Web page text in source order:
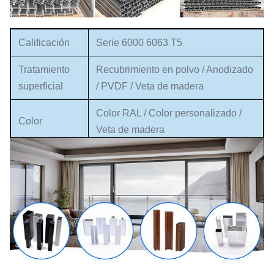
Calificación Serie 6000 6063 T5
Tratamiento
superficial
Recubrimiento en polvo / Anodizado
/ PVDF / Veta de madera
Color
Color RAL / Color personalizado /
Veta de madera
Detalles de
embalaje
Papel EP en el interior de cada
pieza y luego papel retráctil. o cartón
y luego palet. o cartón de madera.
etc.
Tamaño
Personalizado, igual que dibujos o
muestras.